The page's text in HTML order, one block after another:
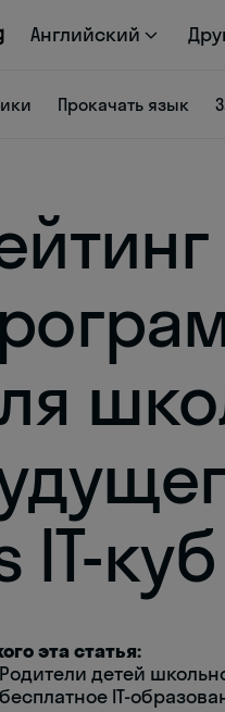
Английский
Прокачать язык
IT-куб
эта статья:
Родители детей
бесплатное IT-